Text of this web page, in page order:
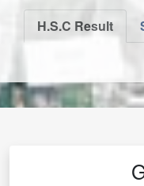
H.S.C Result